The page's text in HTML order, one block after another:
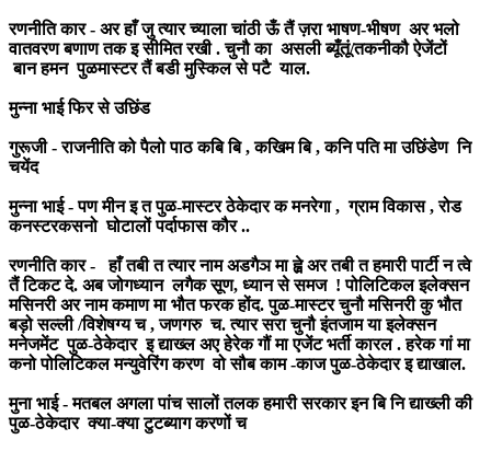
रणनीति कार - अर हाँ जु त्यार च्याला चांठी ऊँ तैं ज़रा भाषण-भीषण अर भलो
वातवरण बणाण तक इ सीमित रखी . चुनौ का असली ब्यूँतूं/तकनीकौ ऐजेंटों
बान हमन पुळमास्टर तैं बडी मुस्किल से पटै याल.
मुन्ना भाई फिर से उछिंड
गुरूजी - राजनीति को पैलो पाठ कबि बि , कखिम बि , कनि पति मा उछिंडेण नि
चयेंद
मुन्ना भाई - पण मीन इ त पुळ-मास्टर ठेकेदार क मनरेगा , ग्राम विकास , रोड
कनस्टरकसनो घोटालों पर्दाफास कौर ..
रणनीति कार - हाँ तबी त त्यार नाम अडगैञ मा ह्व़े अर तबी त हमारी पार्टी न त्वे
तैं टिकट दे. अब जोगध्यान लगैक सूण, ध्यान से समज ! पोलिटिकल इलेक्सन
मसिनरी अर नाम कमाण मा भौत फरक होंद. पुळ-मास्टर चुनौ मसिनरी कु भौत
बड़ो सल्ली /विशेषग्य च , जणगरु च. त्यार सरा चुनौ इंतजाम या इलेक्सन
मनेजमेंट पुळ-ठेकेदार इ द्याख्ल अए हेरेक गौं मा एजेंट भर्ती कारल . हरेक गां मा
कनो पोलिटिकल मन्युवेरिंग करण वो सौब काम -काज पुळ-ठेकेदार इ द्याखाल.
मुना भाई - मतबल अगला पांच सालों तलक हमारी सरकार इन बि नि द्याख्ली की
पुळ-ठेकेदार क्या-क्या टुटब्याग करणों च